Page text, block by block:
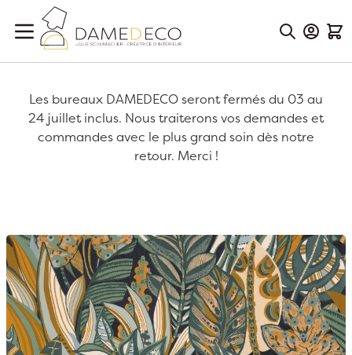
Aller au contenu
Les bureaux DAMEDECO seront fermés du 03 au
24 juillet inclus. Nous traiterons vos demandes et
commandes avec le plus grand soin dès notre
retour. Merci !
Passer à la fin de la galerie d’images